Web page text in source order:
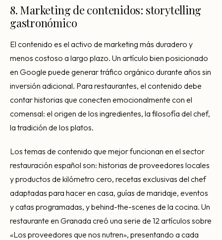
8. Marketing de contenidos: storytelling
gastronómico
El contenido es el activo de marketing más duradero y
menos costoso a largo plazo. Un artículo bien posicionado
en Google puede generar tráfico orgánico durante años sin
inversión adicional. Para restaurantes, el contenido debe
contar historias que conecten emocionalmente con el
comensal: el origen de los ingredientes, la filosofía del chef,
la tradición de los platos.
Los temas de contenido que mejor funcionan en el sector
restauración español son: historias de proveedores locales
y productos de kilómetro cero, recetas exclusivas del chef
adaptadas para hacer en casa, guías de maridaje, eventos
y catas programadas, y behind-the-scenes de la cocina. Un
restaurante en Granada creó una serie de 12 artículos sobre
«Los proveedores que nos nutren», presentando a cada